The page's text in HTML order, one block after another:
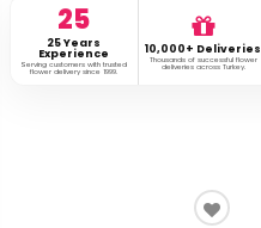
25
25 Years
Experience
Serving customers with trusted
flower delivery since 1999.
10,000+ Deliveries
Thousands of successful flower
deliveries across Turkey.